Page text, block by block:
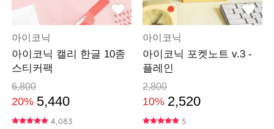
아이코닉
아이코닉 캘리 한글 10종
스티커팩
6,800
20% 5,440
4,083
아이코닉
아이코닉 포켓노트 v.3 -
플레인
2,800
10% 2,520
5